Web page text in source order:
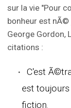
sur la vie "Pour
bonheur est nÃ©
George Gordon,
citations :
C'est
est
fiction.